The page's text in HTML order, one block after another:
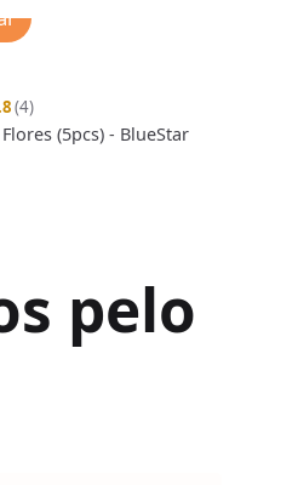
(4)
(5pcs) - BlueStar
pelo